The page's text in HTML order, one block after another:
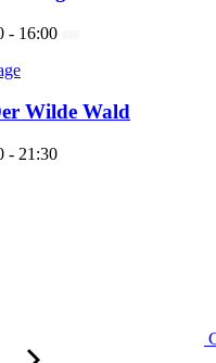
- 16:00
Wilde Wald
- 21:30